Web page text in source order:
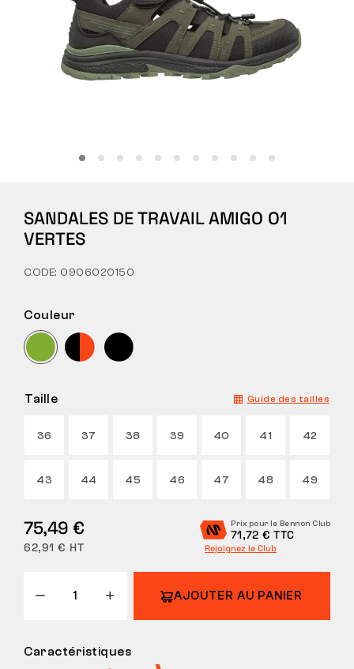
Chaussures de loisirs
Tactique
À PROPOS DE NOUS
MAGASIN AVEC BISTROT
CONTACT
SANDALES DE TRAVAIL AMIGO O1
VERTES
CODE: 0906020150
Couleur
Taille Guide des tailles
36 37 38 39 40 41 42
43 44 45 46 47 48 49
75,49 €
62,91 € HT
Prix pour le Bennon Club
71,72 € TTC
Rejoignez le Club
AJOUTER AU PANIER
Caractéristiques